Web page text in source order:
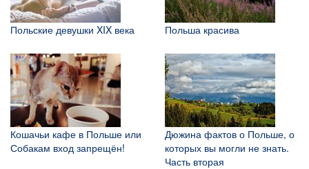
Польские девушки XIX века Польша красива
Кошачьи кафе в Польше или
Собакам вход запрещён!
Дюжина фактов о Польше, о
которых вы могли не знать.
Часть вторая